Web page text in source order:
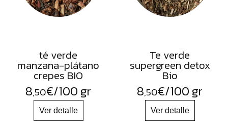
té verde
manzana-plátano
crepes BIO
8,50€/100 gr
Te verde
supergreen detox
Bio
8,50€/100 gr